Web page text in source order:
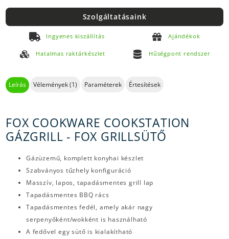
Szolgáltatásaink
Ingyenes kiszállítás Ajándékok
Hatalmas raktárkészlet Hűségpont rendszer
Leírás Vélemények (1) Paraméterek Értesítések
FOX COOKWARE COOKSTATION
GÁZGRILL - FOX GRILLSÜTŐ
Gázüzemű, komplett konyhai készlet
Szabványos tűzhely konfiguráció
Masszív, lapos, tapadásmentes grill lap
Tapadásmentes BBQ rács
Tapadásmentes fedél, amely akár nagy
serpenyőként/wokként is használható
A fedővel egy sütő is kialakítható